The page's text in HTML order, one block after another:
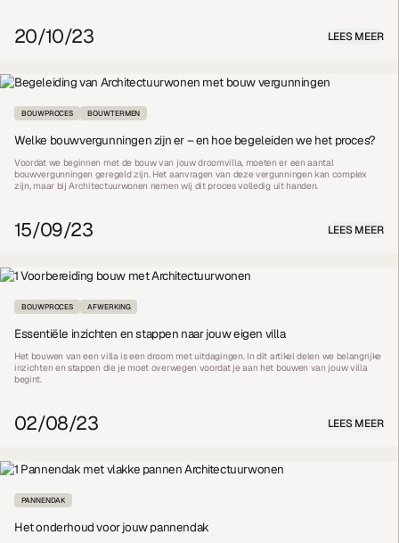
20/10/23 LEES MEER
BOUWPROCES BOUWTERMEN
Welke bouwvergunningen zijn er – en hoe begeleiden we het proces?
Voordat we beginnen met de bouw van jouw droomvilla, moeten er een aantal
bouwvergunningen geregeld zijn. Het aanvragen van deze vergunningen kan complex
zijn, maar bij Architectuurwonen nemen wij dit proces volledig uit handen.
15/09/23 LEES MEER
BOUWPROCES AFWERKING
Essentiële inzichten en stappen naar jouw eigen villa
Het bouwen van een villa is een droom met uitdagingen. In dit artikel delen we belangrijke
inzichten en stappen die je moet overwegen voordat je aan het bouwen van jouw villa
begint.
02/08/23 LEES MEER
PANNENDAK
Het onderhoud voor jouw pannendak